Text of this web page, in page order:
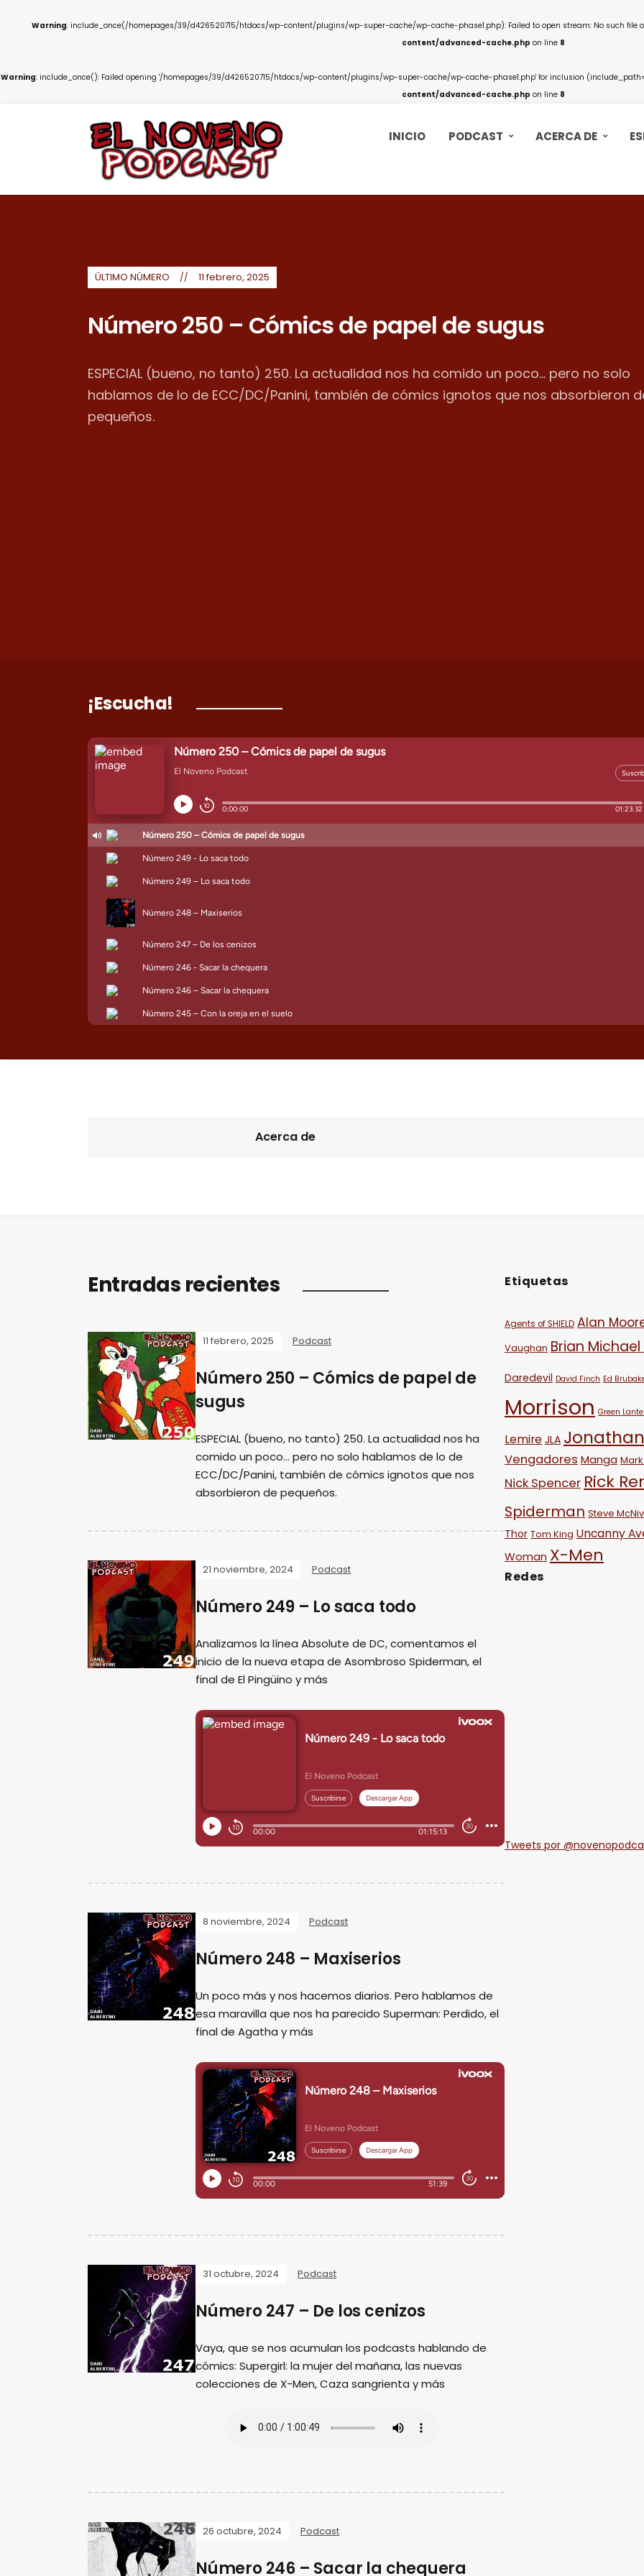
Warning: include_once(/homepages/39/d426520715/htdocs/wp-content/plugins/wp-super-cache/wp-cache-phase1.php): Failed to open stream: No such file
content/advanced-cache.php on line 8
Warning: include_once(): Failed opening '/homepages/39/d426520715/htdocs/wp-content/plugins/wp-super-cache/wp-cache-phase1.php' for inclusion
content/advanced-cache.php on line 8
INICIO PODCAST ACERCA DE
ÚLTIMO NÚMERO 11 febrero, 2025
Número 250 – Cómics de papel de sugus
ESPECIAL (bueno, no tanto) 250. La actualidad nos ha comido un poco... pero no solo
hablamos de lo de ECC/DC/Panini, también de cómics ignotos que nos absorbieron
pequeños.
¡Escucha!
Acerca de
Entradas recientes
11 febrero, 2025 Podcast
Número 250 – Cómics de papel de
sugus
ESPECIAL (bueno, no tanto) 250. La actualidad nos ha
comido un poco... pero no solo hablamos de lo de
ECC/DC/Panini, también de cómics ignotos que nos
absorbieron de pequeños.
21 noviembre, 2024 Podcast
Número 249 – Lo saca todo
Analizamos la línea Absolute de DC, comentamos el
inicio de la nueva etapa de Asombroso Spiderman, el
final de El Pingüino y más
8 noviembre, 2024 Podcast
Número 248 – Maxiserios
Un poco más y nos hacemos diarios. Pero hablamos de
esa maravilla que nos ha parecido Superman: Perdido, el
final de Agatha y más
31 octubre, 2024 Podcast
Número 247 – De los cenizos
Vaya, que se nos acumulan los podcasts hablando de
cómics: Supergirl: la mujer del mañana, las nuevas
colecciones de X-Men, Caza sangrienta y más
26 octubre, 2024 Podcast
Número 246 – Sacar la chequera
Etiquetas
Agents of SHIELD Alan
Vaughan Brian
Daredevil David Finch Ed
Morrison Green
Lemire JLA
Vengadores Manga
Nick Spencer Rick
Spiderman Steve
Thor Tom King Uncanny
Woman X-Men
Redes
Tweets por